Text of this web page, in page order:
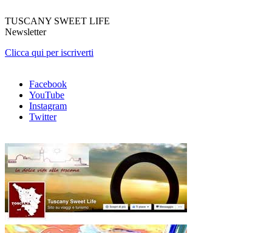
TUSCANY SWEET LIFE
Newsletter
Clicca qui per iscriverti
Facebook
YouTube
Instagram
Twitter